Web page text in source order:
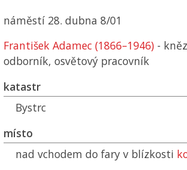
náměstí 28. dubna 8/01
František Adamec (1866–1946) -
odborník, osvětový pracovník
katastr
Bystrc
místo
nad vchodem do fary v blízkosti